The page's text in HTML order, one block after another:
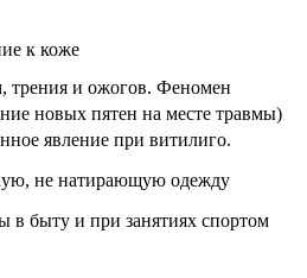
к коже
трения и ожогов. Феномен
новых пятен на месте травмы)
явление при витилиго.
не натирающую одежду
в быту и при занятиях спортом